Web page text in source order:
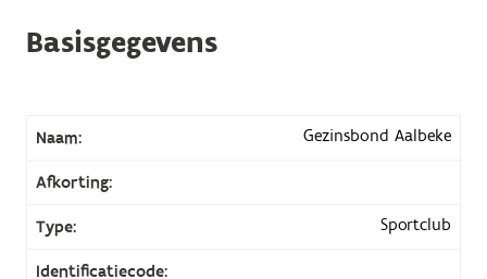
Basisgegevens
Naam: Gezinsbond Aalbeke
Afkorting:
Type: Sportclub
Identificatiecode: